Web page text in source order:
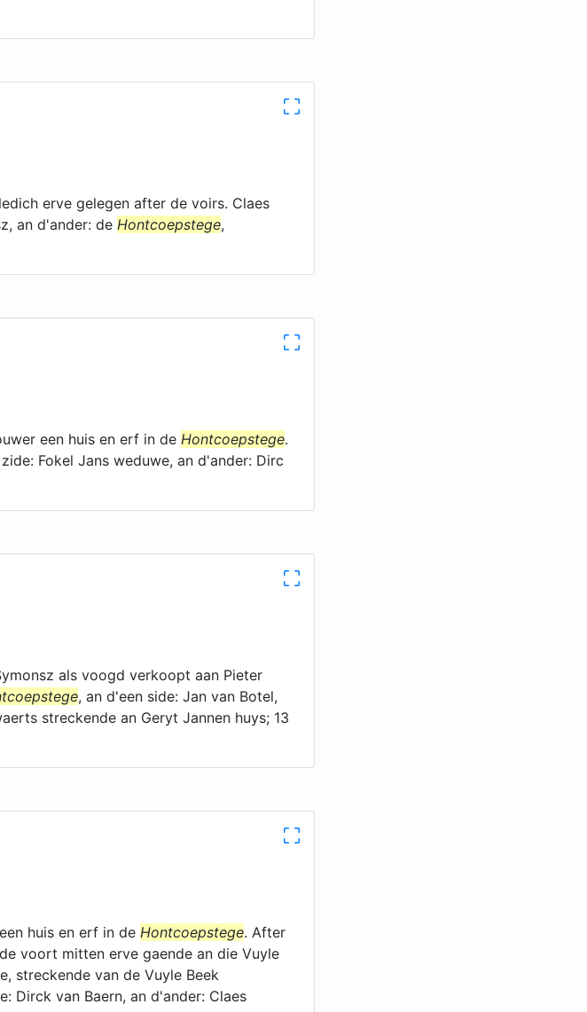
erve gelegen after de voirs. Claes
an d'ander: de Hontcoepstege,
een huis en erf in de Hontcoepstege.
Fokel Jans weduwe, an d'ander: Dirc
als voogd verkoopt aan Pieter
, an d'een side: Jan van Botel,
streckende an Geryt Jannen huys; 13
huis en erf in de Hontcoepstege. After
voort mitten erve gaende an die Vuyle
streckende van de Vuyle Beek
Dirck van Baern, an d'ander: Claes